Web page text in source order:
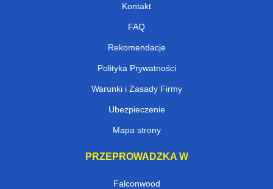
Kontakt
FAQ
Rekomendacje
Polityka Prywatności
Warunki i Zasady Firmy
Ubezpieczenie
Mapa strony
PRZEPROWADZKA W
Falconwood